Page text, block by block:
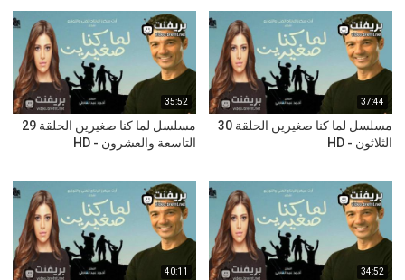
37:44
مسلسل لما كنا صغيرين الحلقة 30
الثلاثون - HD
35:52
مسلسل لما كنا صغيرين الحلقة 29
التاسعة والعشرون - HD
34:52
40:11